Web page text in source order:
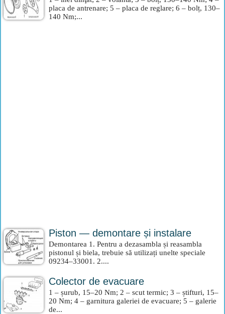
placa de antrenare; 5 – placa de reglare; 6 – bolț, 130–
140 Nm;...
Piston — demontare și instalare
Demontarea 1. Pentru a dezasambla și reasambla
pistonul și biela, trebuie să utilizați unelte speciale
09234–33001. 2....
Colector de evacuare
1 – șurub, 15–20 Nm; 2 – scut termic; 3 – știfturi, 15–
20 Nm; 4 – garnitura galeriei de evacuare; 5 – galerie
de...